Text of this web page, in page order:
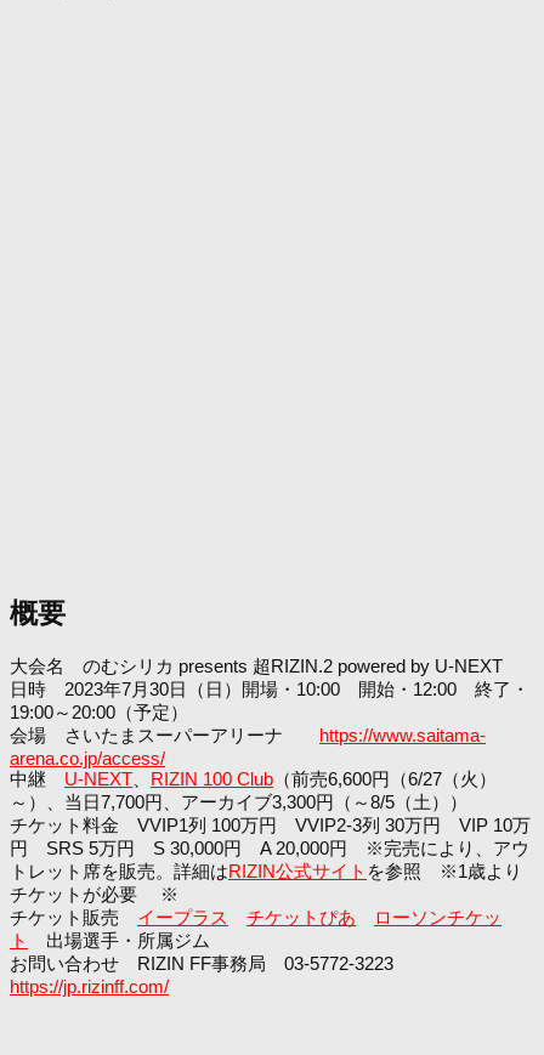
概要
大会名 のむシリカ presents 超RIZIN.2 powered by U-NEXT
日時 2023年7月30日（日）開場・10:00 開始・12:00 終了・
19:00～20:00（予定）
会場 さいたまスーパーアリーナ https://www.saitama-
arena.co.jp/access/
中継 U-NEXT RIZIN 100 Club （前売6,600円（6/27（火）
～）、当日7,700円、アーカイブ3,300円（～8/5（土））
チケット料金 VVIP1列 100万円 VVIP2-3列 30万円 VIP 10万
円 SRS 5万円 S 30,000円 A 20,000円 ※完売により、アウ
トレット席を販売。詳細はRIZIN公式サイト を参照 ※1歳より
チケットが必要 ※
チケット販売 イープラス チケットぴあ
ローソンチケッ
ト
出場選手・所属ジム
お問い合わせ RIZIN FF事務局 03-5772-3223
https://jp.rizinff.com/